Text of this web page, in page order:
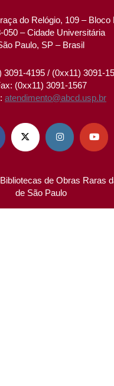
do Relógio, 109 – Bloco
050 – Cidade Universitária
Paulo, SP – Brasil
3091-4195 / (0xx11) 3091-
(0xx11) 3091-1567
atendimento@abcd.usp.br
  
de Obras Raras
de São Paulo